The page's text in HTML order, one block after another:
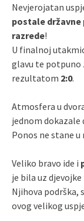
Nevjerojatan
postale državne
razrede!
U finalnoj
glavu te potpuno
rezultatom 2:0.
Atmosfera u
jednom dokazale
Ponos ne stane u
Veliko bravo ide i
je bila uz
Njihova podrška,
ovog velikog